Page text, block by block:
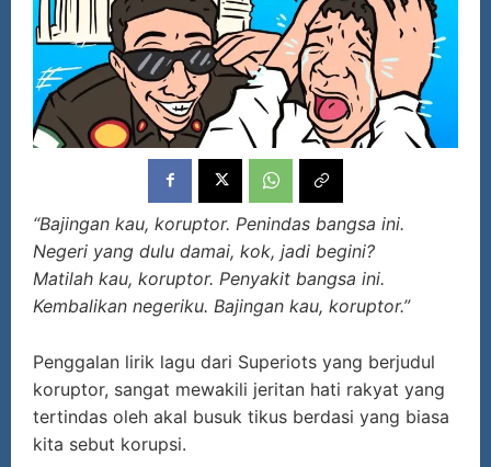
“Bajingan kau, koruptor. Penindas bangsa ini.
Negeri yang dulu damai, kok, jadi begini?
Matilah kau, koruptor. Penyakit bangsa ini.
Kembalikan negeriku. Bajingan kau, koruptor.”
Penggalan lirik lagu dari Superiots yang berjudul
koruptor, sangat mewakili jeritan hati rakyat yang
tertindas oleh akal busuk tikus berdasi yang biasa
kita sebut korupsi.